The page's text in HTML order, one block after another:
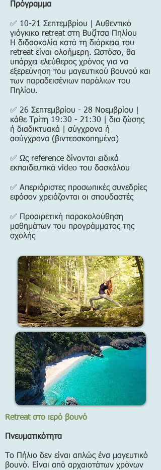
Πρόγραμμα
✅ 10-21 Σεπτεμβρίου | Αυθεντικό
γιόγκικο retreat στη Βυζίτσα Πηλίου
Η διδασκαλία κατά τη διάρκεια του
retreat είναι ολοήμερη. Ωστόσο, θα
υπάρχει ελεύθερος χρόνος για να
εξερεύνηση του μαγευτικού βουνού και
των παραδεισένιων παράλιων του
Πηλίου.
✅ 26 Σεπτεμβρίου - 28 Νοεμβρίου |
κάθε Τρίτη 19:30 - 21:30 | δια ζώσης
ή διαδικτυακά | σύγχρονα ή
ασύγχρονα (βιντεοσκοπημένα)
✅ Ως reference δίνονται ειδικά
εκπαιδευτικά video του δασκάλου
✅ Απεριόριστες προσωπικές συνεδρίες
εφόσον χρειάζονται οι σπουδαστές
✅ Προαιρετική παρακολούθηση
μαθημάτων του προγράμματος της
σχολής
Retreat στο ιερό βουνό
Πνευματικότητα
Το Πήλιο δεν είναι απλώς ένα μαγευτικό
βουνό. Είναι από αρχαιοτάτων χρόνων